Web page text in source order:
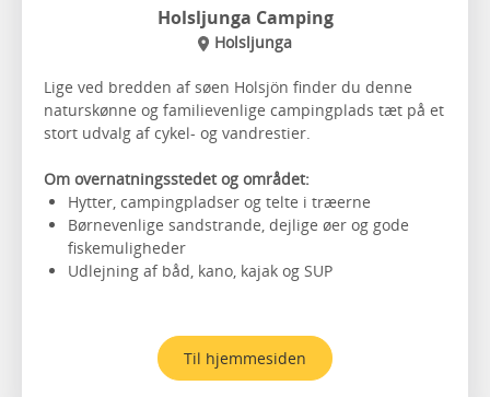
Holsljunga Camping
Holsljunga
Lige ved bredden af søen Holsjön finder du denne
naturskønne og familievenlige campingplads tæt på et
stort udvalg af cykel- og vandrestier.
Om overnatningsstedet og området:
Hytter, campingpladser og telte i træerne
Børnevenlige sandstrande, dejlige øer og gode
fiskemuligheder
Udlejning af båd, kano, kajak og SUP
Til hjemmesiden